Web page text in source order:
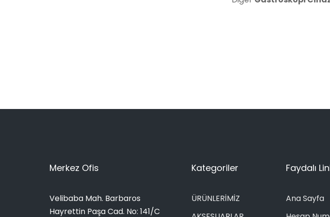
Merkez Ofis
Velibaba Mah. Barbaros
Hayrettin Paşa Cad. No: 141/C
Kategoriler
ÜRÜNLERİMİZ
Faydalı
Ana Sayfa